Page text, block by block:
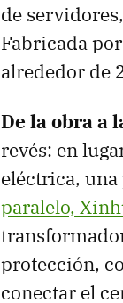
de
Fabricada
alrededor de
De la obra a
revés: en
eléctrica,
paralelo,
protección,
conectar el